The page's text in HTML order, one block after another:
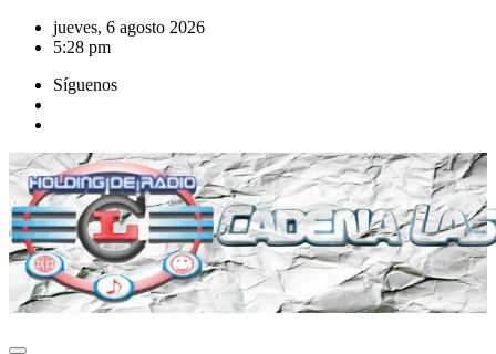
Saltar
jueves, 6 agosto 2026
5:28 pm
Síguenos